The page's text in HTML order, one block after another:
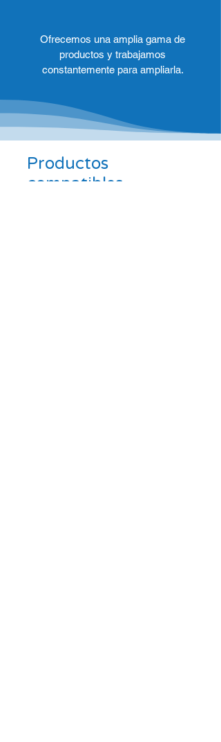
Ofrecemos una amplia gama de
productos y trabajamos
constantemente para ampliarla.
Productos
compatibles